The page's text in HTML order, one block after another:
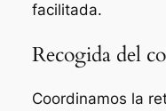
facilitada.
Recogida del
Coordinamos la